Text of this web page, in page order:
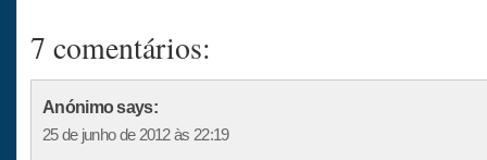
7 comentários:
Anónimo says:
25 de junho de 2012 às 22:19